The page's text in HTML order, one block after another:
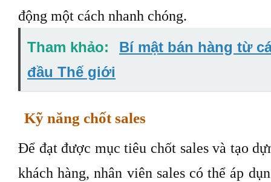
động một cách nhanh chóng.
Tham khảo:
Bí mật bán hàng từ
đầu Thế giới
Kỹ năng chốt sales
Để đạt được mục tiêu chốt sales và tạo
khách hàng, nhân viên sales có thể áp